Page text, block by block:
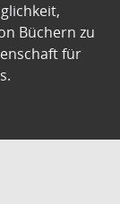
Büchern zu
für